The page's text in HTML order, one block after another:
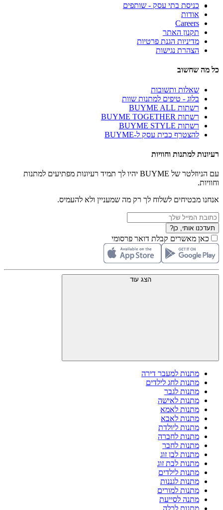
כניסת בתי עסק - שותפים
אודות
Careers
תקנון האתר
מדיניות הגנת פרטיות
הצהרת נגישות
כל מה שחשוב
שאלות ותשובות
בלוג - טיפים למתנות שוות
רשתות BUYME ALL
רשתות BUYME TOGETHER
רשתות BUYME STYLE
להצטרף כבית עסק ל-BUYME
רעיונות למתנות וחוויות
עם הניוזלטר של BUYME יהיו לך תמיד רעיונות מפתיעים למתנות
וחוויות.
אנחנו מבטיחים לשלוח לך רק מה שמעניין ולא להעמיס.
תעדכנו אותי, כן?
כאן מאשרים קבלת דואר פרסומי
הצג עוד
מתנות למעבר דירה
מתנות לחג לילדים
מתנות לגבר
מתנות לאישה
מתנות לאמא
מתנות לאבא
מתנות ליולדת
מתנות לחברה
מתנות לחבר
מתנות לבן זוג
מתנות לבת זוג
מתנות לילדים
מתנות לגננות
מתנות למורים
מתנה לסייעת
מתנות לכלה